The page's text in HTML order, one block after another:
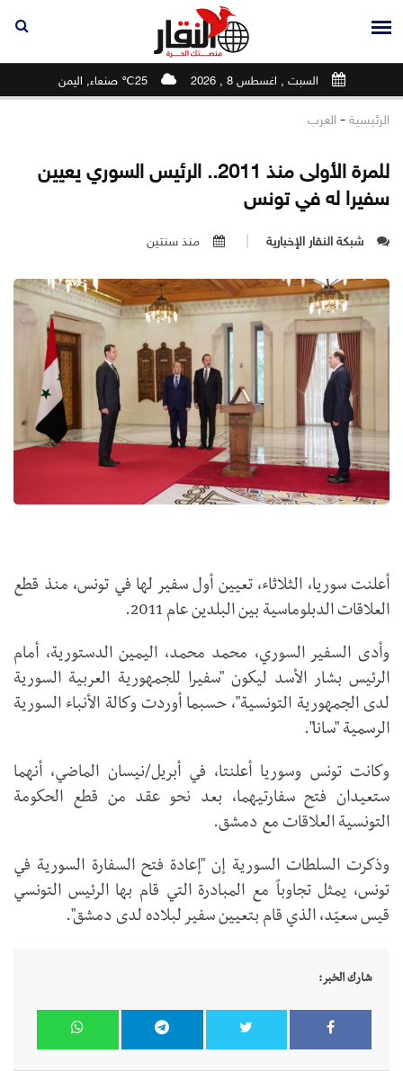
السبت , اغسطس 8 , 2026 25℃ صنعاء, اليمن
الرئيسية - العرب
للمرة الأولى منذ 2011.. الرئيس السوري يعيين
سفيرا له في تونس
شبكة النقار الإخبارية منذ سنتين
أعلنت سوريا، الثلاثاء، تعيين أول سفير لها في تونس، منذ قطع
العلاقات الدبلوماسية بين البلدين عام 2011.
وأدى السفير السوري، محمد محمد، اليمين الدستورية، أمام
الرئيس بشار الأسد ليكون "سفيرا للجمهورية العربية السورية
لدى الجمهورية التونسية"، حسبما أوردت وكالة الأنباء السورية
الرسمية "سانا".
وكانت تونس وسوريا أعلنتا، في أبريل/نيسان الماضي، أنهما
ستعيدان فتح سفارتيهما، بعد نحو عقد من قطع الحكومة
التونسية العلاقات مع دمشق.
وذكرت السلطات السورية إن "إعادة فتح السفارة السورية في
تونس، يمثل تجاوباً مع المبادرة التي قام بها الرئيس التونسي
قيس سعيّد، الذي قام بتعيين سفير لبلاده لدى دمشق".
شارك الخبر: